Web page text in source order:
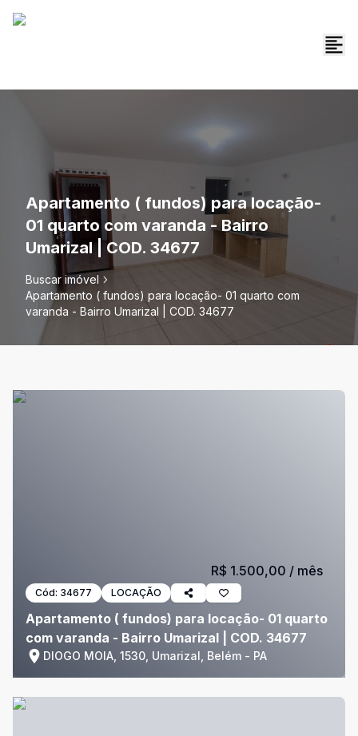
Apartamento ( fundos) para locação-
01 quarto com varanda - Bairro
Umarizal | COD. 34677
Buscar imóvel
Apartamento ( fundos) para locação- 01 quarto com
varanda - Bairro Umarizal | COD. 34677
Cód: 34677 LOCAÇÃO
Apartamento ( fundos) para locação- 01 quarto
com varanda - Bairro Umarizal | COD. 34677
DIOGO MOIA, 1530, Umarizal, Belém - PA
R$ 1.500,00 / mês